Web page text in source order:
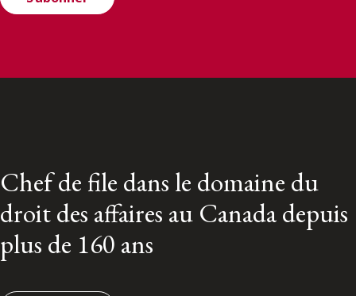
Chef de file dans le domaine du
droit des affaires au Canada depuis
plus de 160 ans